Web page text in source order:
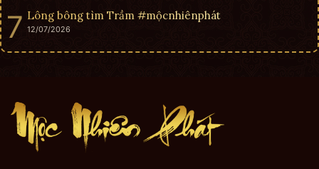
Lông bông tìm Trầm #mộcnhiênphát
12/07/2026